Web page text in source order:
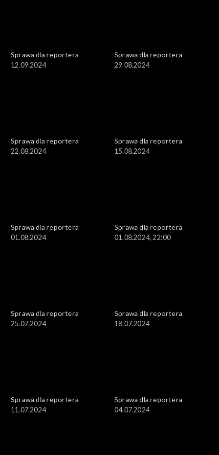
Sprawa dla reportera
12.09.2024
Sprawa dla reportera
29.08.2024
Sprawa dla reportera
22.08.2024
Sprawa dla reportera
15.08.2024
Sprawa dla reportera
01.08.2024
Sprawa dla reportera
01.08.2024, 22:00
Sprawa dla reportera
25.07.2024
Sprawa dla reportera
18.07.2024
Sprawa dla reportera
11.07.2024
Sprawa dla reportera
04.07.2024